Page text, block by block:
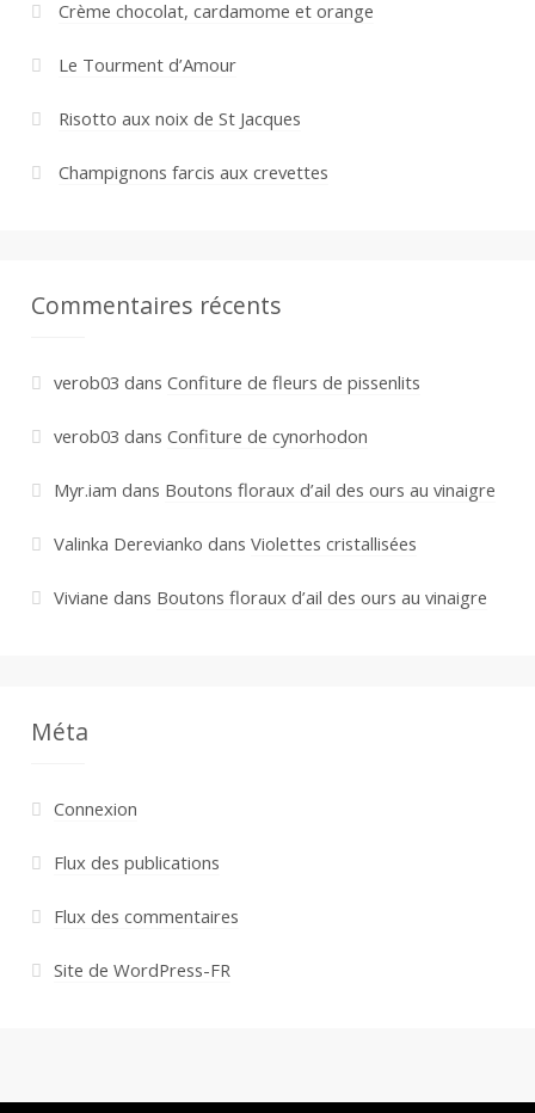
Crème chocolat, cardamome et orange
Le Tourment d’Amour
Risotto aux noix de St Jacques
Champignons farcis aux crevettes
Commentaires récents
verob03 dans Confiture de fleurs de pissenlits
verob03 dans Confiture de cynorhodon
Myr.iam dans Boutons floraux d’ail des ours au vinaigre
Valinka Derevianko dans Violettes cristallisées
Viviane dans Boutons floraux d’ail des ours au vinaigre
Méta
Connexion
Flux des publications
Flux des commentaires
Site de WordPress-FR